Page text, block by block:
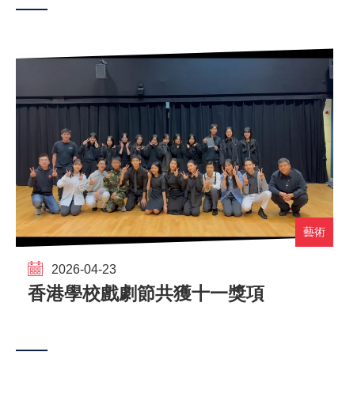
藝術
2026-04-23
香港學校戲劇節共獲十一獎項